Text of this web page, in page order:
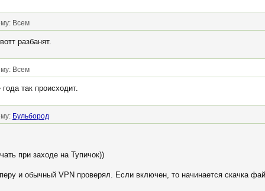
Всем
разбанят.
Всем
так происходит.
Бульбород
при заходе на Тупичок))
и обычный VPN проверял. Если включен, то начинается скачка